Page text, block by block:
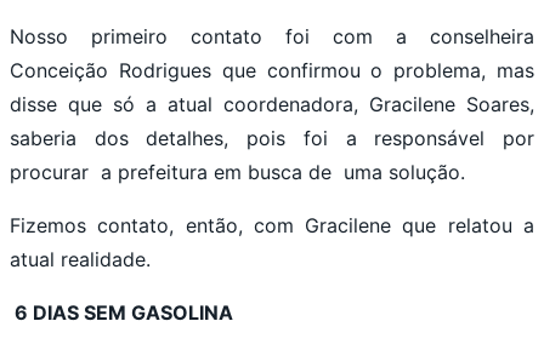
Nosso primeiro contato foi com a conselheira
Conceição Rodrigues que confirmou o problema, mas
disse que só a atual coordenadora, Gracilene Soares,
saberia dos detalhes, pois foi a responsável por
procurar a prefeitura em busca de uma solução.
Fizemos contato, então, com Gracilene que relatou a
atual realidade.
6 DIAS SEM GASOLINA